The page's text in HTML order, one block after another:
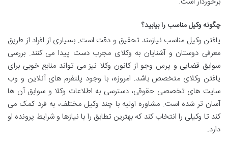
چگونه وکیل مناسب را بیابید؟
یافتن وکیل مناسب نیازمند تحقیق و دقت است. بسیاری از افراد از طریق
معرفی دوستان و آشنایان به وکلای مجرب دست پیدا می کنند. بررسی
سوابق قضایی و پرس وجو از کانون وکلا نیز می تواند منابع خوبی برای
یافتن وکلای متخصص باشد. امروزه، با وجود پلتفرم های آنلاین و وب
سایت های تخصصی حقوقی، دسترسی به اطلاعات وکلا و سوابق آن ها
آسان تر شده است. مشاوره اولیه با چند وکیل مختلف، به فرد کمک می
کند تا وکیلی را انتخاب کند که بهترین تطابق را با نیازها و شرایط پرونده او
دارد.